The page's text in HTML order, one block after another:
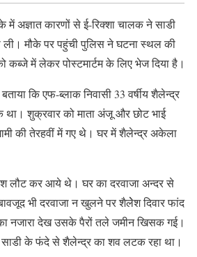
में अज्ञात कारणों से ई-रिक्शा चालक ने साडी
ली। मौके पर पहुंची पुलिस ने घटना स्थल की
कब्जे में लेकर पोस्टमार्टम के लिए भेज दिया है।
कि एफ-ब्लाक निवासी 33 वर्षीय शैलेन्द्र
था। शुक्रवार को माता अंजू और छोट भाई
की तेरहवीं में गए थे। घर में शैलेन्द्र अकेला
लौट कर आये थे। घर का दरवाजा अन्दर से
भी दरवाजा न खुलने पर शैलेेश दिवार फांद
नजारा देख उसके पैरों तले जमीन खिसक गई।
के फंदे से शैलेन्द्र का शव लटक रहा था।